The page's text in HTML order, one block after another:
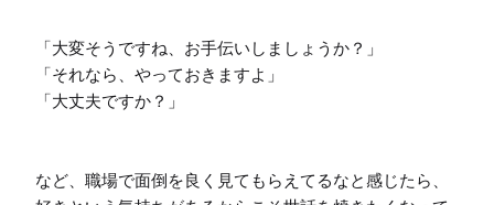
「大変そうですね、お手伝いしましょうか？」
「それなら、やっておきますよ」
「大丈夫ですか？」
など、職場で面倒を良く見てもらえてるなと感じたら、